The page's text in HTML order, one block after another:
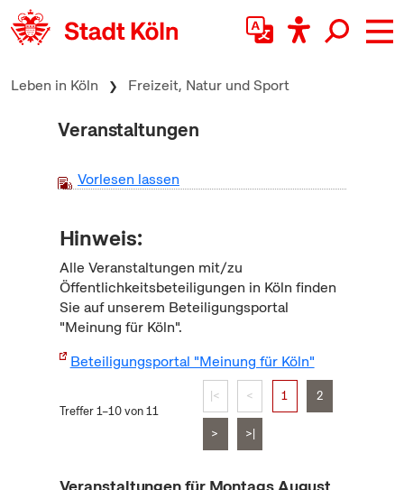
zum Inhalt springen
Leben in Köln Freizeit, Natur und Sport
Veranstaltungen
Vorlesen lassen
Hinweis:
Alle Veranstaltungen mit/zu
Öffentlichkeitsbeteiligungen in Köln finden
Sie auf unserem Beteiligungsportal
"Meinung für Köln".
Beteiligungsportal "Meinung für Köln"
Treffer 1–10 von 11
|< < 1 2
> >|